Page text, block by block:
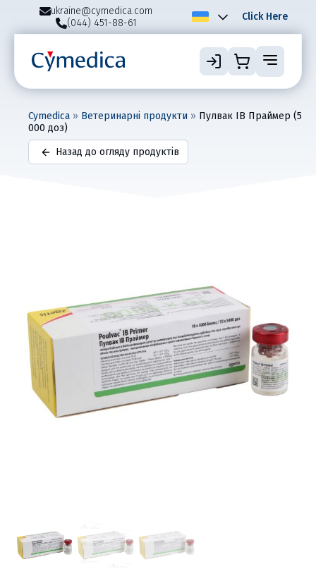
ukraine@cymedica.com
(044) 451-88-61
Click Here
Cymedica » Ветеринарні продукти » Пулвак ІВ Праймер (5
000 доз)
Назад до огляду продуктів